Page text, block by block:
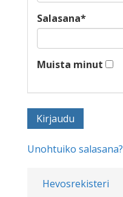
Hevosrekisteri
Salasana*
Muista minut
Unohtuiko salasana?